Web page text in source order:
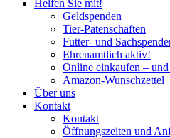
Helfen Sie mit!
Geldspenden
Tier-Patenschaften
Futter- und
Ehrenamtlich aktiv!
Online einkaufen –
Amazon-Wunschzettel
Über uns
Kontakt
Kontakt
Öffnungszeiten und